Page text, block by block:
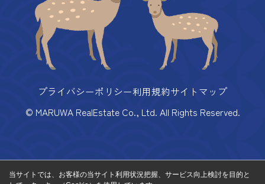
プライバシーポリシー利用規約サイトマップ
© MARUWA RealEstate Co., Ltd. All Rights Reserved.
当サイトでは、お客様の当サイト利用状況把握、サービス向上検討を目的と